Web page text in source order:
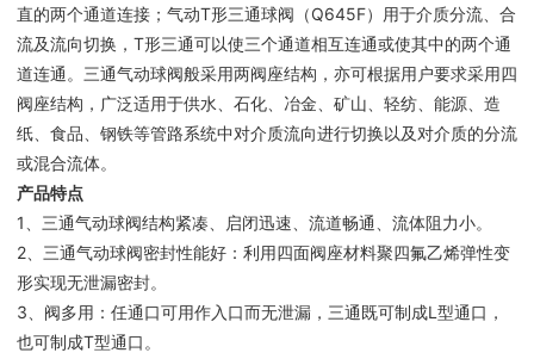
直的两个通道连接；气动T形三通球阀（Q645F）用于介质分流、合
流及流向切换，T形三通可以使三个通道相互连通或使其中的两个通
道连通。三通气动球阀般采用两阀座结构，亦可根据用户要求采用四
阀座结构，广泛适用于供水、石化、冶金、矿山、轻纺、能源、造
纸、食品、钢铁等管路系统中对介质流向进行切换以及对介质的分流
或混合流体。
产品特点
1、三通气动球阀结构紧凑、启闭迅速、流道畅通、流体阻力小。
2、三通气动球阀密封性能好：利用四面阀座材料聚四氟乙烯弹性变
形实现无泄漏密封。
3、阀多用：任通口可用作入口而无泄漏，三通既可制成L型通口，
也可制成T型通口。